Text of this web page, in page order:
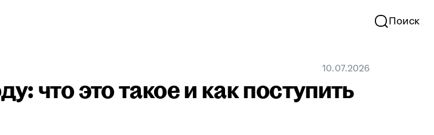
Поиск
10.07.2026
что это такое и как поступить